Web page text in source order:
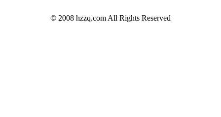
© 2008 hzzq.com All Rights Reserved